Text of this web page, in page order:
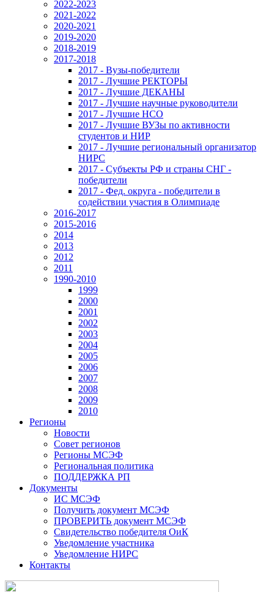
2022-2023
2021-2022
2020-2021
2019-2020
2018-2019
2017-2018
2017 - Вузы-победители
2017 - Лучшие РЕКТОРЫ
2017 - Лучшие ДЕКАНЫ
2017 - Лучшие научные руководители
2017 - Лучшие НСО
2017 - Лучшие ВУЗы по активности
студентов и НИР
2017 - Лучшие региональный организатор
НИРС
2017 - Субъекты РФ и страны СНГ -
победители
2017 - Фед. округа - победители в
содействии участия в Олимпиаде
2016-2017
2015-2016
2014
2013
2012
2011
1990-2010
1999
2000
2001
2002
2003
2004
2005
2006
2007
2008
2009
2010
Регионы
Новости
Совет регионов
Регионы МСЭФ
Региональная политика
ПОДДЕРЖКА РП
Документы
ИС МСЭФ
Получить документ МСЭФ
ПРОВЕРИТЬ документ МСЭФ
Свидетельство победителя ОиК
Уведомление участника
Уведомление НИРС
Контакты